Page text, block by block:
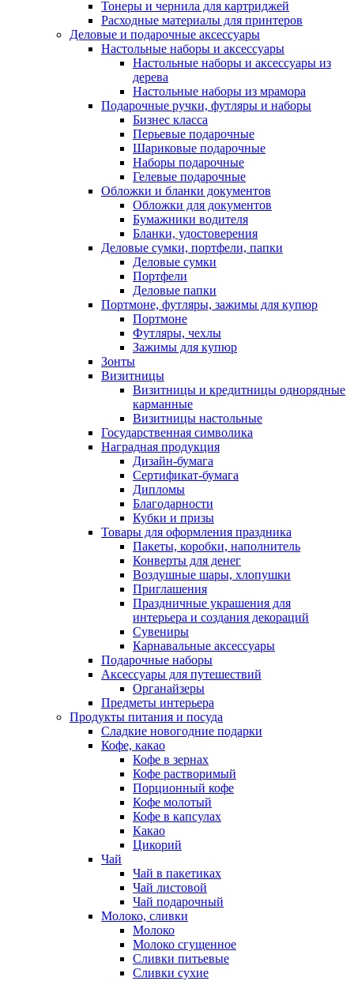
Тонеры и чернила для картриджей
Расходные материалы для принтеров
Деловые и подарочные аксессуары
Настольные наборы и аксессуары
Настольные наборы и аксессуары из
дерева
Настольные наборы из мрамора
Подарочные ручки, футляры и наборы
Бизнес класса
Перьевые подарочные
Шариковые подарочные
Наборы подарочные
Гелевые подарочные
Обложки и бланки документов
Обложки для документов
Бумажники водителя
Бланки, удостоверения
Деловые сумки, портфели, папки
Деловые сумки
Портфели
Деловые папки
Портмоне, футляры, зажимы для купюр
Портмоне
Футляры, чехлы
Зажимы для купюр
Зонты
Визитницы
Визитницы и кредитницы однорядные
карманные
Визитницы настольные
Государственная символика
Наградная продукция
Дизайн-бумага
Сертификат-бумага
Дипломы
Благодарности
Кубки и призы
Товары для оформления праздника
Пакеты, коробки, наполнитель
Конверты для денег
Воздушные шары, хлопушки
Приглашения
Праздничные украшения для
интерьера и создания декораций
Сувениры
Карнавальные аксессуары
Подарочные наборы
Аксессуары для путешествий
Органайзеры
Предметы интерьера
Продукты питания и посуда
Сладкие новогодние подарки
Кофе, какао
Кофе в зернах
Кофе растворимый
Порционный кофе
Кофе молотый
Кофе в капсулах
Какао
Цикорий
Чай
Чай в пакетиках
Чай листовой
Чай подарочный
Молоко, сливки
Молоко
Молоко сгущенное
Сливки питьевые
Сливки сухие